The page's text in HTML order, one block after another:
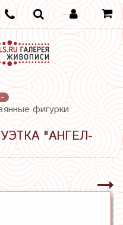
-
фигурки
"АНГЕЛ-